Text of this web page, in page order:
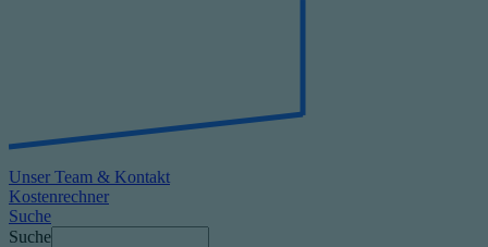
Unser Team & Kontakt
Kostenrechner
Suche
Suche